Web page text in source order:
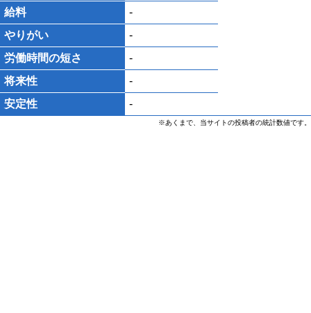
給料
-
やりがい
-
労働時間の短さ
-
将来性
-
安定性
-
※あくまで、当サイトの投稿者の統計数値です。